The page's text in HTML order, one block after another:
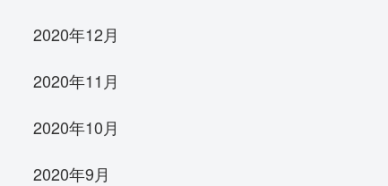
2020年12月
2020年11月
2020年10月
2020年9月